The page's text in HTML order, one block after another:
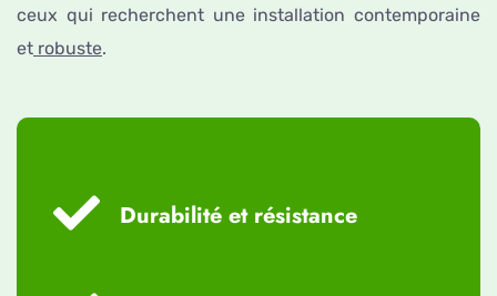
ceux qui recherchent une installation contemporaine
et robuste.
Durabilité et résistance